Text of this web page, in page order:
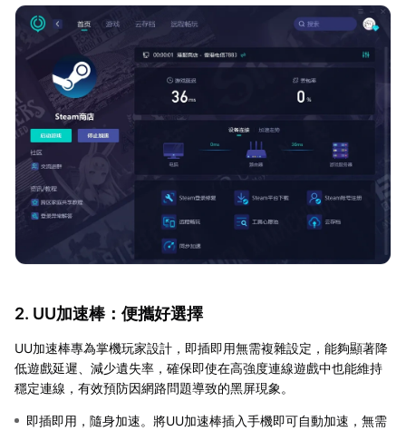
2. UU加速棒：便攜好選擇
UU加速棒專為掌機玩家設計，即插即用無需複雜設定，能夠顯著降
低遊戲延遲、減少遺失率，確保即使在高強度連線遊戲中也能維持
穩定連線，有效預防因網路問題導致的黑屏現象。
即插即用，隨身加速。將UU加速棒插入手機即可自動加速，無需